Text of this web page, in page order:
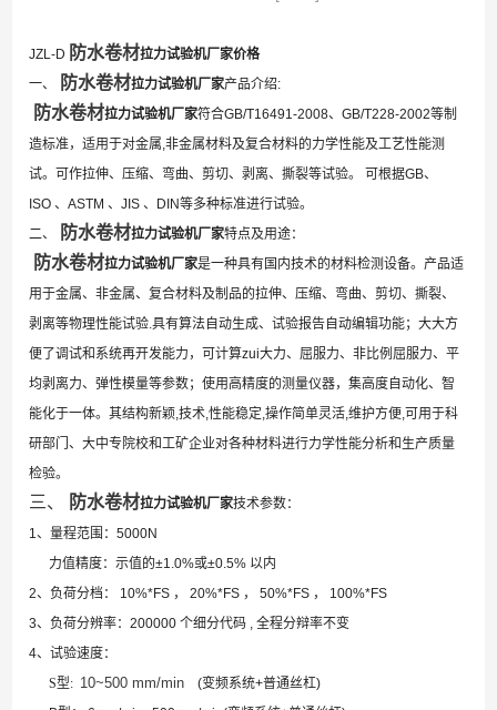
JZL-D 防水卷材拉力试验机厂家价格
一、
防水卷材拉力试验机厂家产品介绍:
防水卷材拉力试验机厂家符合GB/T16491-2008、GB/T228-2002等制
造标准，适用于对金属,非金属材料及复合材料的力学性能及工艺性能测
试。可作拉伸、压缩、弯曲、剪切、剥离、撕裂等试验。 可根据GB、
ISO 、ASTM 、JIS 、DIN等多种标准进行试验。
二、
防水卷材拉力试验机厂家特点及用途：
防水卷材拉力试验机厂家是一种具有国内技术的材料检测设备。产品适
用于金属、非金属、复合材料及制品的拉伸、压缩、弯曲、剪切、撕裂、
剥离等物理性能试验.具有算法自动生成、试验报告自动编辑功能；大大方
便了调试和系统再开发能力，可计算zui大力、屈服力、非比例屈服力、平
均剥离力、弹性模量等参数；使用高精度的测量仪器，集高度自动化、智
能化于一体。其结构新颖,技术,性能稳定,操作简单灵活,维护方便,可用于科
研部门、大中专院校和工矿企业对各种材料进行力学性能分析和生产质量
检验。
三、 防水卷材拉力试验机厂家技术参数：
1、量程范围：5000N
力值精度：示值的±1.0%或±0.5% 以内
2、负荷分档： 10%*FS ， 20%*FS ， 50%*FS ， 100%*FS
3、负荷分辨率：200000 个细分代码 , 全程分辩率不变
4、试验速度：
S型: 10~500 mm/min
(变频系统+普通丝杠)